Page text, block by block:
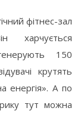
фітнес-зал
харчується
150
крутять
енергія». А по
тут можна